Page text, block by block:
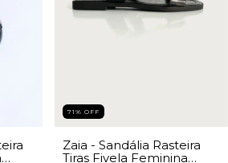
71 % OFF
Zaia - Sandália Rasteira
Tiras Fivela Feminina